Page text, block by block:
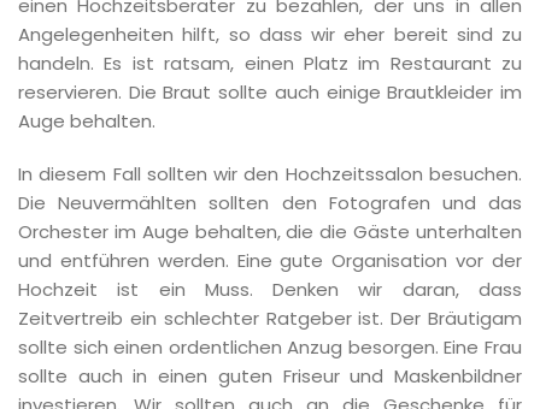
einen Hochzeitsberater zu bezahlen, der uns in allen
Angelegenheiten hilft, so dass wir eher bereit sind zu
handeln. Es ist ratsam, einen Platz im Restaurant zu
reservieren. Die Braut sollte auch einige Brautkleider im
Auge behalten.
In diesem Fall sollten wir den Hochzeitssalon besuchen.
Die Neuvermählten sollten den Fotografen und das
Orchester im Auge behalten, die die Gäste unterhalten
und entführen werden. Eine gute Organisation vor der
Hochzeit ist ein Muss. Denken wir daran, dass
Zeitvertreib ein schlechter Ratgeber ist. Der Bräutigam
sollte sich einen ordentlichen Anzug besorgen. Eine Frau
sollte auch in einen guten Friseur und Maskenbildner